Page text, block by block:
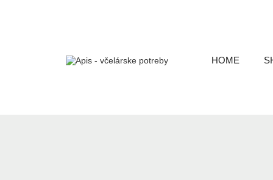
HOME